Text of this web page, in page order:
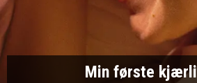
Min første